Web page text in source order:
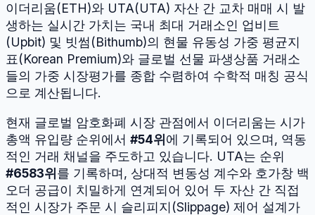
이더리움(ETH)와 UTA(UTA) 자산 간 교차 매매 시 발
생하는 실시간 가치는 국내 최대 거래소인 업비트
(Upbit) 및 빗썸(Bithumb)의 현물 유동성 가중 평균지
표(Korean Premium)와 글로벌 선물 파생상품 거래소
들의 가중 시장평가를 종합 수렴하여 수학적 매칭 공식
으로 계산됩니다.
현재 글로벌 암호화폐 시장 관점에서 이더리움는 시가
총액 유입량 순위에서 #54위에 기록되어 있으며, 역동
적인 거래 채널을 주도하고 있습니다. UTA는 순위
#6583위를 기록하며, 상대적 변동성 계수와 호가창 백
오더 공급이 치밀하게 연계되어 있어 두 자산 간 직접
적인 시장가 주문 시 슬리피지(Slippage) 제어 설계가